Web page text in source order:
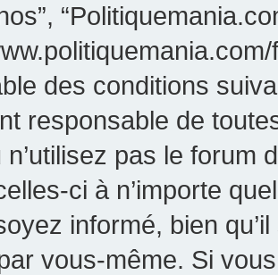
des conditions
responsable de
pas le forum
ci à n’importe
informé, bien
vous-même. Si